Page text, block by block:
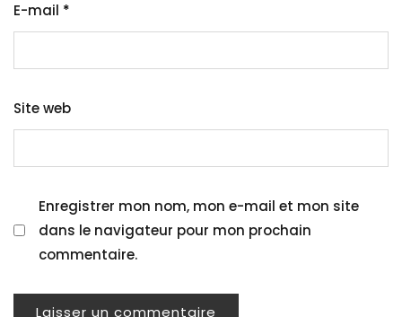
E-mail *
Site web
Enregistrer mon nom, mon e-mail et mon site
dans le navigateur pour mon prochain
commentaire.